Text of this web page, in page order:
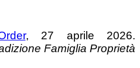
, 27 aprile 2026.
Famiglia Proprietà